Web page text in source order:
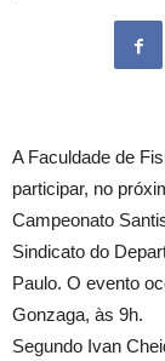
A Faculdade de
participar, no
Campeonato
Sindicato do
Paulo. O evento
Gonzaga, às 9h.
Segundo Ivan